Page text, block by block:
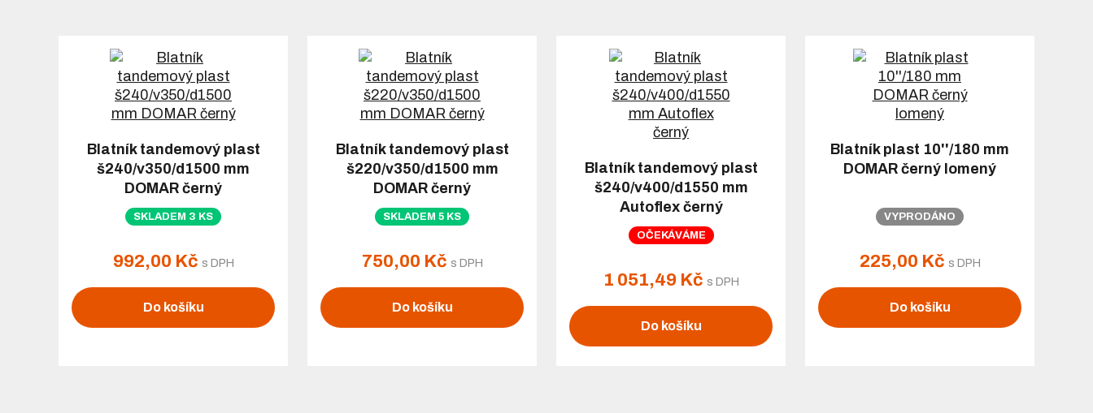
Blatník tandemový plast
š240/v350/d1500 mm
DOMAR černý
SKLADEM 3 KS
992,00 Kč s DPH
Do košíku
Blatník tandemový plast
š220/v350/d1500 mm
DOMAR černý
SKLADEM 5 KS
750,00 Kč s DPH
Do košíku
Blatník tandemový plast
š240/v400/d1550 mm
Autoflex černý
OČEKÁVÁME
1 051,49 Kč s DPH
Do košíku
Blatník plast 10''/180 mm
DOMAR černý lomený
VYPRODÁNO
225,00 Kč s DPH
Do košíku